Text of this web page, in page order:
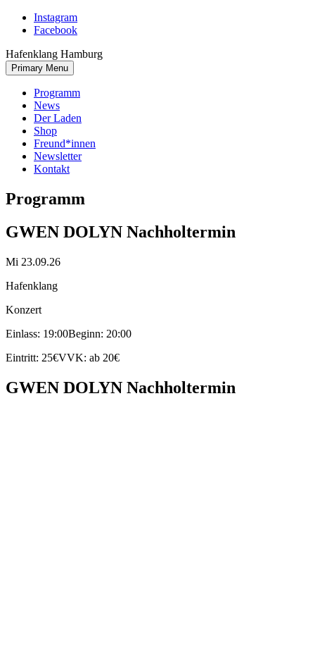
Skip
Instagram
Facebook
Hafenklang Hamburg
Primary Menu
Programm
News
Der Laden
Shop
Freund*innen
Newsletter
Kontakt
Programm
GWEN DOLYN Nachholtermin
Mi 23.09.26
Hafenklang
Konzert
Einlass: 19:00Beginn: 20:00
Eintritt: 25€VVK: ab 20€
GWEN DOLYN Nachholtermin